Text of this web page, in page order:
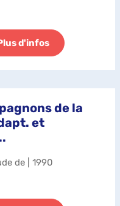
mauvais oeil la
d'infos
de la
et
de | 1990